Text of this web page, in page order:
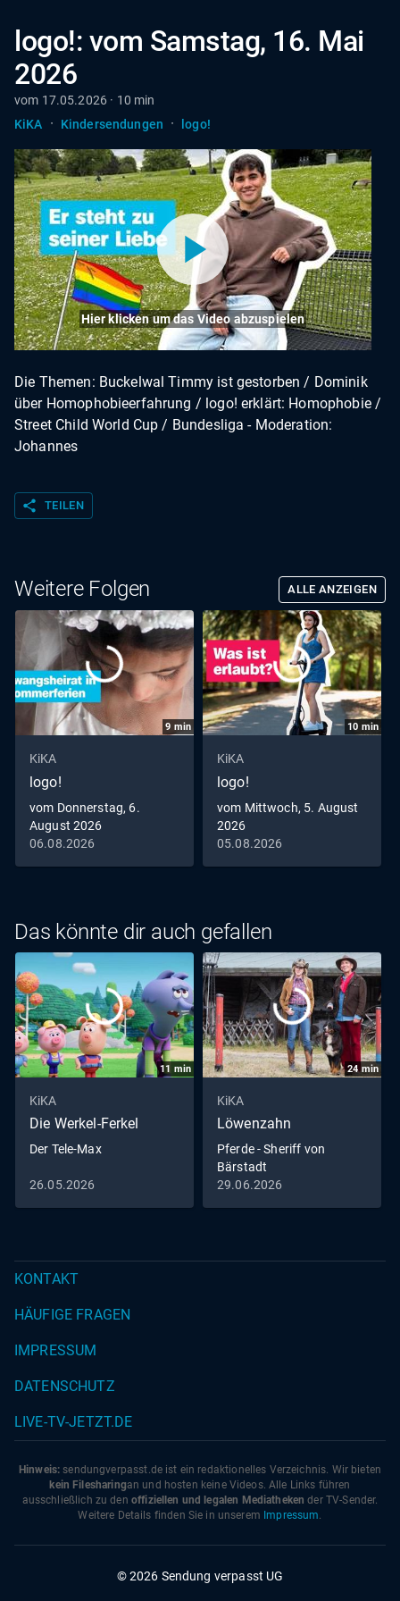
logo!: vom Samstag, 16. Mai
2026
vom 17.05.2026 · 10 min
KiKA
· Kindersendungen · logo!
Hier klicken um das Video abzuspielen
Die Themen: Buckelwal Timmy ist gestorben / Dominik
über Homophobieerfahrung / logo! erklärt: Homophobie /
Street Child World Cup / Bundesliga - Moderation:
Johannes
share TEILEN
Weitere Folgen ALLE ANZEIGEN
9 min
KiKA
logo!
vom Donnerstag, 6.
August 2026
06.08.2026
10 min
KiKA
logo!
vom Mittwoch, 5. August
2026
05.08.2026
Das könnte dir auch gefallen
11 min
KiKA
Die Werkel-Ferkel
Der Tele-Max
26.05.2026
24 min
KiKA
Löwenzahn
Pferde - Sheriff von
Bärstadt
29.06.2026
KONTAKT
HÄUFIGE FRAGEN
IMPRESSUM
DATENSCHUTZ
LIVE-TV-JETZT.DE
Hinweis: sendungverpasst.de ist ein redaktionelles Verzeichnis. Wir bieten
kein Filesharingan und hosten keine Videos. Alle Links führen
ausschließlich zu den offiziellen und legalen Mediatheken der TV-Sender.
Weitere Details finden Sie in unserem Impressum.
© 2026 Sendung verpasst UG